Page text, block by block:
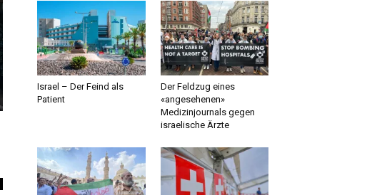
Israel – Der Feind als
Patient
Der Feldzug eines
«angesehenen»
Medizinjournals gegen
israelische Ärzte